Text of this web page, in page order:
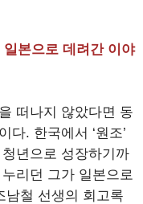
본으로 데려간 이야
떠나지 않았다면 동
다. 한국에서 ‘원조’
년으로 성장하기까
리던 그가 일본으로
남철 선생의 회고록